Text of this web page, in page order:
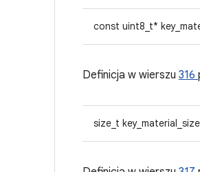
const uint8_t*
Definicja w wierszu 316
size_t key_material_size